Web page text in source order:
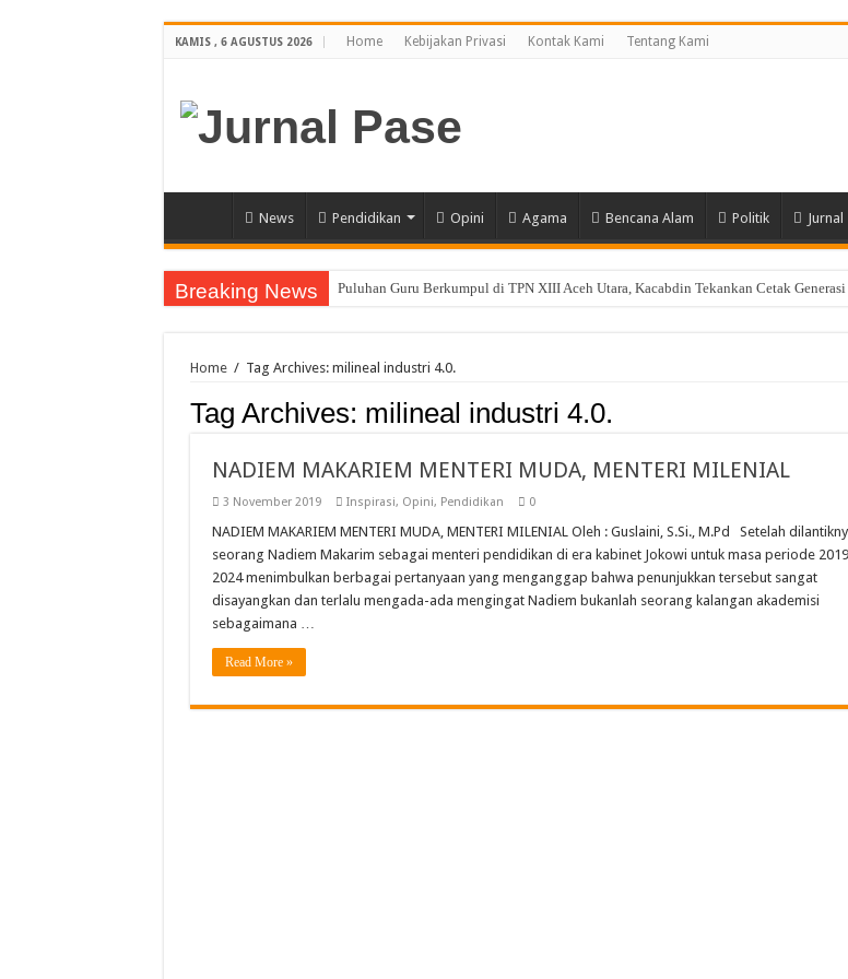
KAMIS , 6 AGUSTUS 2026 Home Kebijakan Privasi Kontak Kami Tentang Kami
News Pendidikan Opini Agama Bencana Alam Politik Jurnal
Breaking News Puluhan Guru Berkumpul di TPN XIII Aceh Utara, Kacabdin Tekankan Cetak
Membanggakan, Tiga Orang Siswa SMAN Unggul Aceh Timur Juara Lokakarya BTI
Guru PJOK SMAN 1 Calang Raih Juara II Nasional Kempo 2026
7 Siswa SMAN 1 Dewantara Lolos ke OSN Provinsi, Siap Harumkan Aceh Utara
SLB YBSM Banda Aceh Raih Juara Umum di Acara Kontes Sekolah
Bidang Literasi IGI Aceh Timur Raih Penghargaan Buku Etnik Nusantara
SMAN Unggul Aceh Timur Terima Penghargaan Sekolah Adiwiyata Tingkat Provinsi
Semarak Pembagian Rapor di MIN 11 Banda Aceh: Penghargaan Prestasi, Literasi, dan
Home / Tag Archives: milineal industri 4.0.
Tag Archives: milineal industri 4.0.
NADIEM MAKARIEM MENTERI MUDA, MENTERI MILENIAL
3 November 2019 Inspirasi, Opini, Pendidikan 0
NADIEM MAKARIEM MENTERI MUDA, MENTERI MILENIAL Oleh : Guslaini, S.Si., M.Pd Setelah
seorang Nadiem Makarim sebagai menteri pendidikan di era kabinet Jokowi untuk masa periode
2024 menimbulkan berbagai pertanyaan yang menganggap bahwa penunjukkan tersebut sangat
disayangkan dan terlalu mengada-ada mengingat Nadiem bukanlah seorang kalangan akademisi
sebagaimana …
Read More »